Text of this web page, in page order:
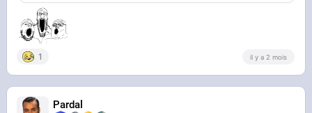
1 il y a 2 mois
Pardal